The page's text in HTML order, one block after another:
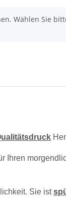
Wählen Sie
Ihren
Sie ist